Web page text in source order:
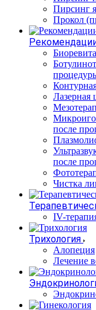
Пирсинг
Прокол
Лазерная
после
после
Чистка
IV-
Трихология
Алопеция
Лечение